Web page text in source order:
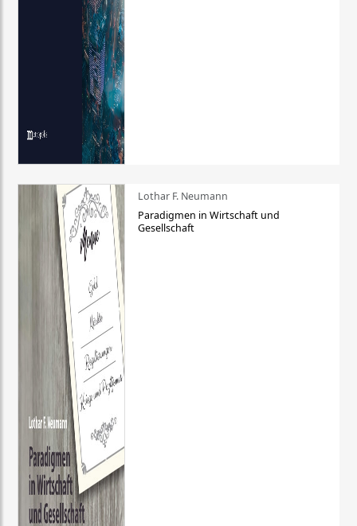
Lothar F. Neumann
Paradigmen in Wirtschaft und
Gesellschaft